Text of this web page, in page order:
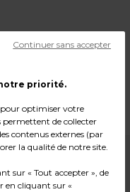
priorité.
pour optimiser votre
permettent de collecter
contenus externes (par
la qualité de notre site.
sur « Tout accepter », de
en cliquant sur «
Continuer sans accepter